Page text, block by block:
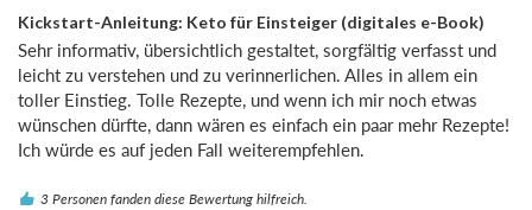
Kickstart-Anleitung: Keto für Einsteiger (digitales e-Book)
Sehr informativ, übersichtlich gestaltet, sorgfältig verfasst und
leicht zu verstehen und zu verinnerlichen. Alles in allem ein
toller Einstieg. Tolle Rezepte, und wenn ich mir noch etwas
wünschen dürfte, dann wären es einfach ein paar mehr Rezepte!
Ich würde es auf jeden Fall weiterempfehlen.
3 Personen fanden diese Bewertung hilfreich.